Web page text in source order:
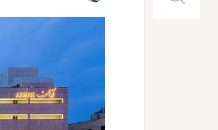
هتل الماس 2 مشهد